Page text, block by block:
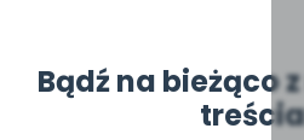
Bądź na bieżąco